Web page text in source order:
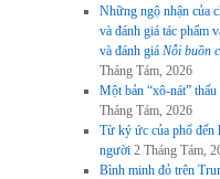
Những ngộ nhận của
và đánh giá tác phẩm
và đánh giá Nỗi buồn
Tháng Tám, 2026
Một bản “xô-nát” thấu
Tháng Tám, 2026
Từ ký ức của phố đến
người 2 Tháng Tám,
Bình minh đỏ trên